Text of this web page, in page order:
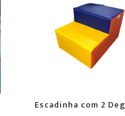
Escadinha com 2